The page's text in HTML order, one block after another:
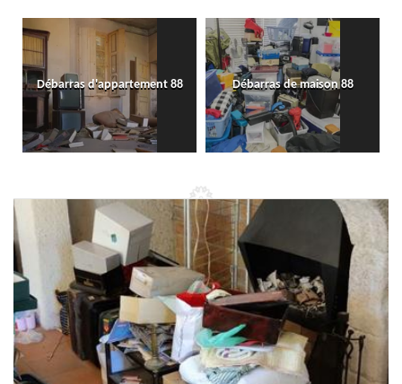
Débarras d'appartement 88 Débarras de maison 88